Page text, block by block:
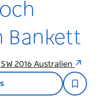
Bankett
2016 Australien